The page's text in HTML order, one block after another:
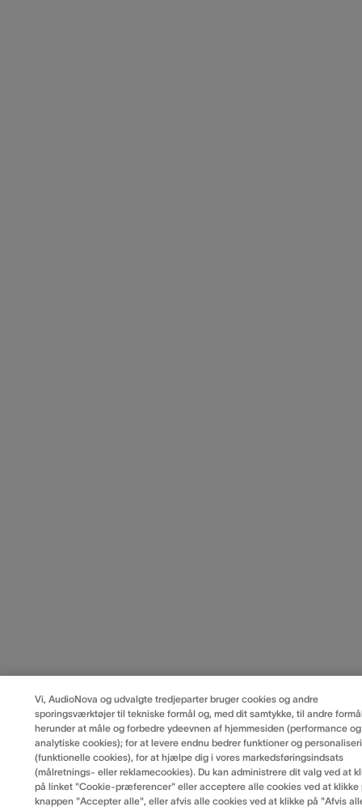
Vi, AudioNova og udvalgte tredjeparter bruger cookies og andre
sporingsværktøjer til tekniske formål og, med dit samtykke, til andre
herunder at måle og forbedre ydeevnen af hjemmesiden (performance og
analytiske cookies); for at levere endnu bedrer funktioner og
(funktionelle cookies), for at hjælpe dig i vores markedsføringsindsats
(målretnings- eller reklamecookies). Du kan administrere dit valg ved at
på linket "Cookie-præferencer" eller acceptere alle cookies ved at klikke
knappen "Accepter alle", eller afvis alle cookies ved at klikke på "Afvis